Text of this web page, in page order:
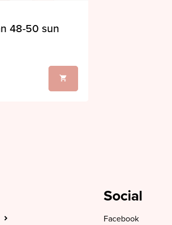
48-50 sun
Social
Facebook